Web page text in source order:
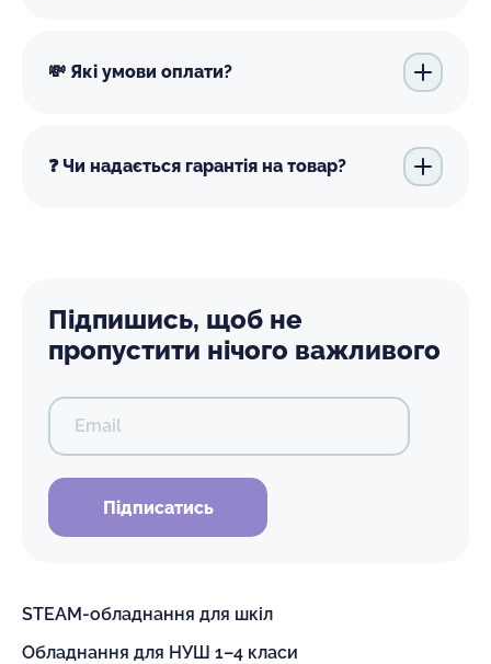
💸 Які умови оплати?
❓ Чи надається гарантія на товар?
Підпишись, щоб не
пропустити нічого важливого
Email
Підписатись
STEAM-обладнання для шкіл
Обладнання для НУШ 1–4 класи